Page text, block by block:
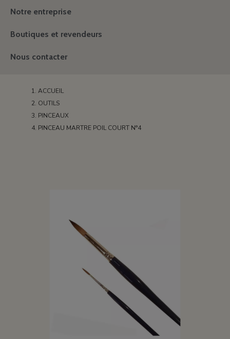
Notre entreprise
Boutiques et revendeurs
Nous contacter
ACCUEIL
OUTILS
PINCEAUX
PINCEAU MARTRE POIL COURT N°4